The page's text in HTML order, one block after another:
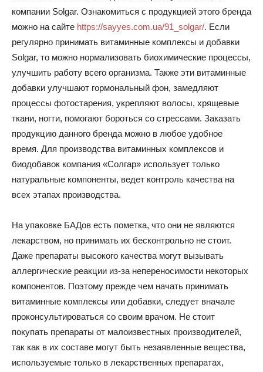
компании Solgar. Ознакомиться с продукцией этого бренда
можно на сайте https://sayyes.com.ua/91_solgar/. Если
регулярно принимать витаминные комплексы и добавки
Solgar, то можно нормализовать биохимические процессы,
улучшить работу всего организма. Также эти витаминные
добавки улучшают гормональный фон, замедляют
процессы фотостарения, укрепляют волосы, хрящевые
ткани, ногти, помогают бороться со стрессами. Заказать
продукцию данного бренда можно в любое удобное
время. Для производства витаминных комплексов и
биодобавок компания «Солгар» использует только
натуральные компоненты, ведет контроль качества на
всех этапах производства.
На упаковке БАДов есть пометка, что они не являются
лекарством, но принимать их бесконтрольно не стоит.
Даже препараты высокого качества могут вызывать
аллергические реакции из-за непереносимости некоторых
компонентов. Поэтому прежде чем начать принимать
витаминные комплексы или добавки, следует вначале
проконсультироваться со своим врачом. Не стоит
покупать препараты от малоизвестных производителей,
так как в их составе могут быть незаявленные вещества,
используемые только в лекарственных препаратах,